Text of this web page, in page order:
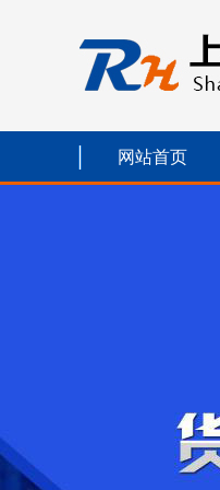
网站首页